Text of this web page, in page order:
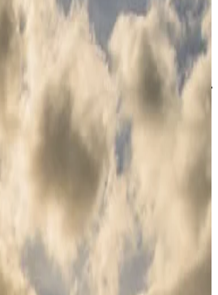
للاسترخاء بعد يوم من الاستمتاع
كن أول من يحصل على الأخبار
اشترك في نشرتنا البريدية لتكون أول
أوافق على تلقي رسائل بريد إلكتروني